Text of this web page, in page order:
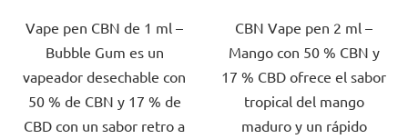
5,0
sobre
5
estrellas.
Vape pen CBN de 1 ml –
Bubble Gum es un
vapeador desechable con
50 % de CBN y 17 % de
CBD con un sabor retro a
5,0
sobre
5
estrellas.
CBN Vape pen 2 ml –
Mango con 50 % CBN y
17 % CBD ofrece el sabor
tropical del mango
maduro y un rápido